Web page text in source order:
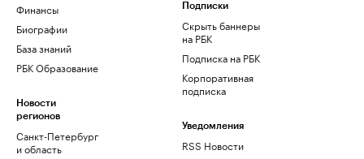
Финансы
Биографии
База знаний
РБК Образование
Новости
регионов
Санкт-Петербург
и область
Подписки
Скрыть баннеры
на РБК
Подписка на РБК
Корпоративная
подписка
Уведомления
RSS Новости